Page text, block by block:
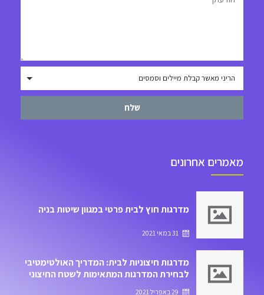
שלח
מאמרים אחרונים
מדרגות חוץ לבית פרטי במגוון שיטות בניה
31 במאי 2021
מדרגות חיצוניות לבית: המדריך האולטימטיבי
לבחירת המדרגות המתאימות לשטח החיצוני
של הבית
29 באפריל 2021